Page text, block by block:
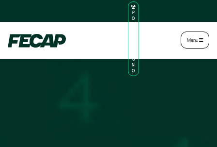
P
O
U
N
O
Menu